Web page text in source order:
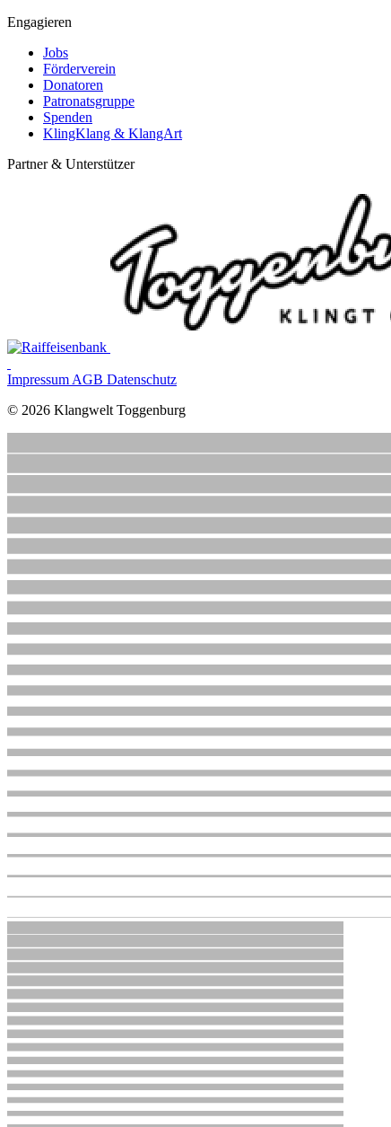
Engagieren
Jobs
Förderverein
Donatoren
Patronatsgruppe
Spenden
KlingKlang & KlangArt
Partner & Unterstützer
Impressum AGB Datenschutz
© 2026 Klangwelt Toggenburg